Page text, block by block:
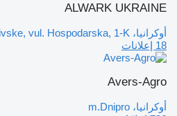
ALWARK UKRAINE
أوكرانيا، Sviatopetrivske, vul. Hospodarska, 1-K
18 إعلانات
Avers-Agro
أوكرانيا، m.Dnipro